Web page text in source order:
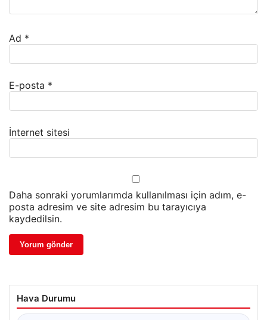
Ad *
E-posta *
İnternet sitesi
Daha sonraki yorumlarımda kullanılması için adım, e-
posta adresim ve site adresim bu tarayıcıya
kaydedilsin.
Hava Durumu